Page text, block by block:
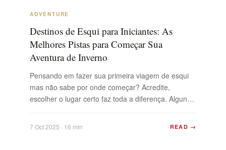
ADVENTURE
Destinos de Esqui para Iniciantes: As
Melhores Pistas para Começar Sua
Aventura de Inverno
Pensando em fazer sua primeira viagem de esqui
mas não sabe por onde começar? Acredite,
escolher o lugar certo faz toda a diferença. Alguns
resorts oferecem muitas pistas suaves, teleféricos
7 Oct 2025 · 16 min READ →